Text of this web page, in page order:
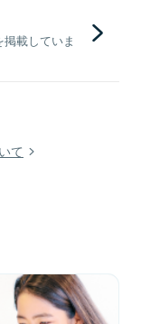
載していま
て